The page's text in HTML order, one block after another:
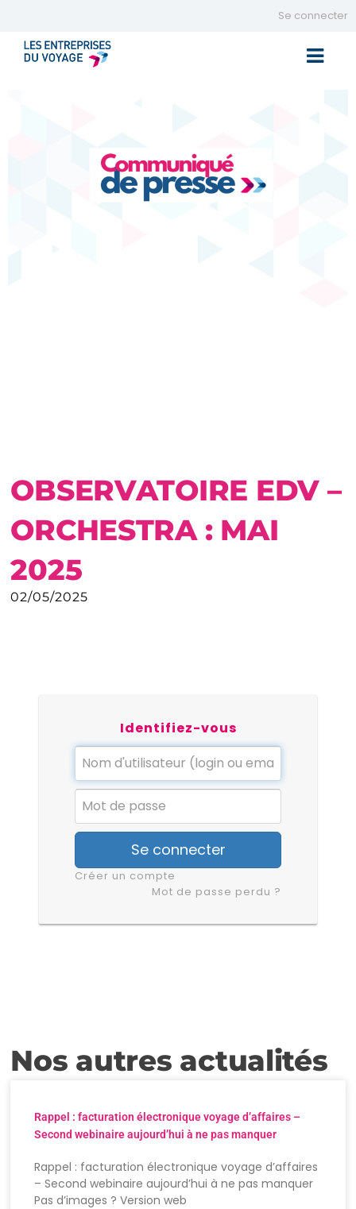
Se connecter
OBSERVATOIRE EDV –
ORCHESTRA : MAI
2025
02/05/2025
Identifiez-vous
Se connecter
Créer un compte
Mot de passe perdu ?
Nos autres actualités
Rappel : facturation électronique voyage d’affaires –
Second webinaire aujourd’hui à ne pas manquer
Rappel : facturation électronique voyage d’affaires
– Second webinaire aujourd’hui à ne pas manquer
Pas d’images ? Version web